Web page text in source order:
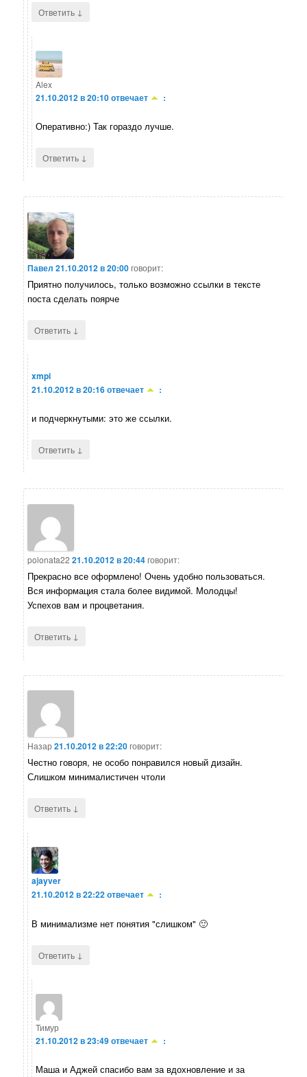
Ответить ↓
Alex
21.10.2012 в 20:10отвечает :
Оперативно:) Так гораздо лучше.
Ответить ↓
Павел 21.10.2012 в 20:00говорит:
Приятно получилось, только возможно ссылки в тексте
поста сделать поярче
Ответить ↓
xmpi
21.10.2012 в 20:16отвечает :
и подчеркнутыми: это же ссылки.
Ответить ↓
polonata22 21.10.2012 в 20:44говорит:
Прекрасно все оформлено! Очень удобно пользоваться.
Вся информация стала более видимой. Молодцы!
Успехов вам и процветания.
Ответить ↓
Назар 21.10.2012 в 22:20говорит:
Честно говоря, не особо понравился новый дизайн.
Слишком минималистичен чтоли
Ответить ↓
ajayver
21.10.2012 в 22:22отвечает :
В минимализме нет понятия "слишком" 🙂
Ответить ↓
Тимур
21.10.2012 в 23:49отвечает :
Маша и Аджей спасибо вам за вдохновление и за